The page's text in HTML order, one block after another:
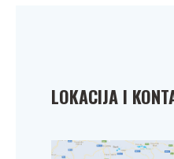
LOKACIJA I